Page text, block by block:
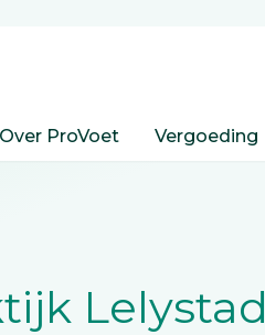
Over ProVoet Vergoeding
Lelystad